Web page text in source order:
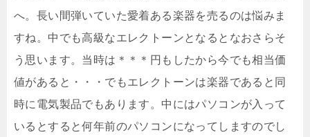
へ。長い間弾いていた愛着ある楽器を売るのは悩みま
すね。中でも高級なエレクトーンとなるとなおさらそ
う思います。当時は＊＊＊円もしたから今でも相当価
値があると・・・でもエレクトーンは楽器であると同
時に電気製品でもあります。中にはパソコンが入って
いるとすると何年前のパソコンになってしますのでし